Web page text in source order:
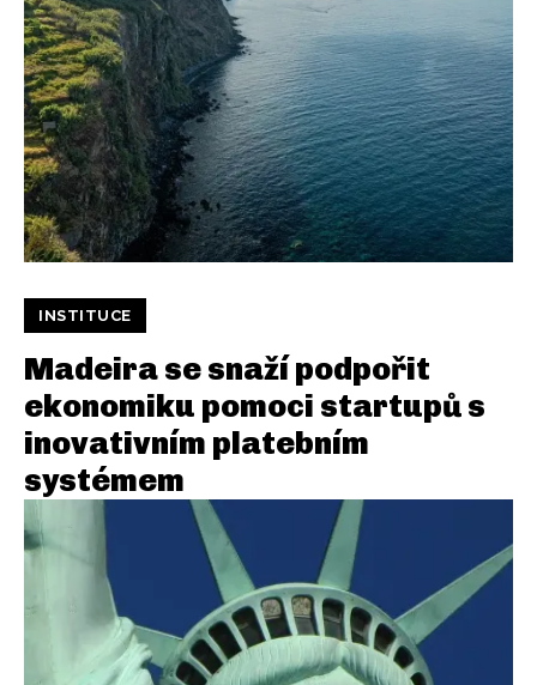
INSTITUCE
Madeira se snaží podpořit
ekonomiku pomoci startupů s
inovativním platebním
systémem